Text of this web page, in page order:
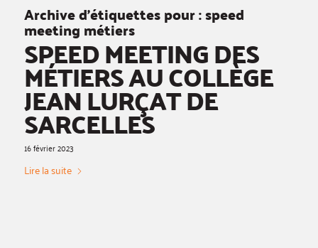
Archive d’étiquettes pour :speed
meeting métiers
SPEED MEETING DES
MÉTIERS AU COLLÈGE
JEAN LURÇAT DE
SARCELLES
16 février 2023
Lire la suite